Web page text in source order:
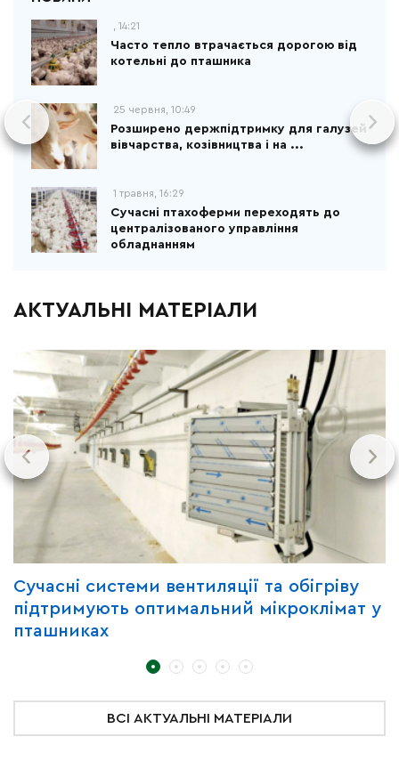
, 14:21
Часто тепло втрачається дорогою від
котельні до пташника
25 червня, 10:49
Розширено держпідтримку для галузей
вівчарства, козівництва і на ...
1 травня, 16:29
Сучасні птахоферми переходять до
централізованого управління
обладнанням
АКТУАЛЬНІ МАТЕРІАЛИ
Сучасні системи вентиляції та обігріву
підтримують оптимальний мікроклімат у
пташниках
ВСІ АКТУАЛЬНІ МАТЕРІАЛИ